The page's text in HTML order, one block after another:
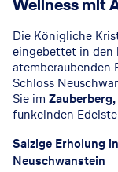
Wellness mit
Die Königliche
eingebettet in den
atemberaubenden
Schloss
Sie im Zauberberg,
funkelnden
Salzige Erholung
Neuschwanstein